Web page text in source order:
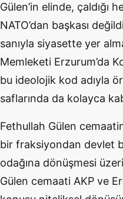
Gülen’in elinde, çaldığı
NATO’dan başkası
sanıyla siyasette yer
Memleketi Erzurum’da
bu ideolojik kod adıyla
saflarında da kolayca
Fethullah Gülen
bir fraksiyondan devlet
odağına dönüşmesi
Gülen cemaati AKP ve